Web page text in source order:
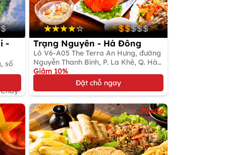
-
số
Trạng Nguyên - Hà Đông
Lô V6-A05 The Terra An Hưng, đường
Nguyễn Thanh Bình, P. La Khê, Q. Hà
Đông
Giảm 10%
Gọi món ViệtĐặt chỗ ngay